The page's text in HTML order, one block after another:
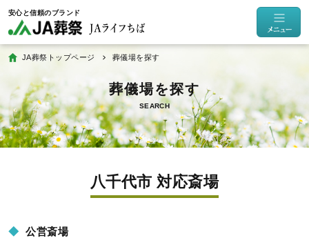
JA葬祭トップページ 葬儀場を探す
SEARCH
八千代市 対応斎場
公営斎場